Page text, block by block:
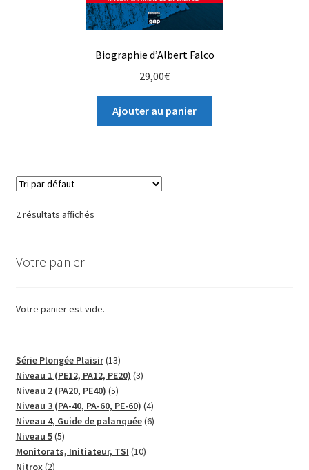
Biographie d’Albert Falco
29,00€
Ajouter au panier
2 résultats affichés
Votre panier
Votre panier est vide.
Série Plongée Plaisir 1313
produits
Niveau 1 (PE12, PA12, PE20) 33
Niveau 2 (PA20, PE40) 55
produits
Niveau 3 (PA-40, PA-60, PE-60) 44
produits
Niveau 4, Guide de palanquée 66
Niveau 5 55
produits
Monitorats, Initiateur, TSI 1010
Nitrox 22